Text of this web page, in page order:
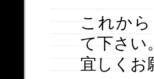
これか
て下さい
宜しくお